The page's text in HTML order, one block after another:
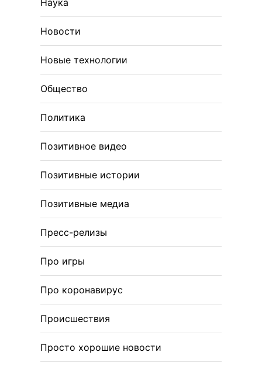
Новости
Новые технологии
Общество
Политика
Позитивное видео
Позитивные истории
Позитивные медиа
Пресс-релизы
Про игры
Про коронавирус
Происшествия
Просто хорошие новости